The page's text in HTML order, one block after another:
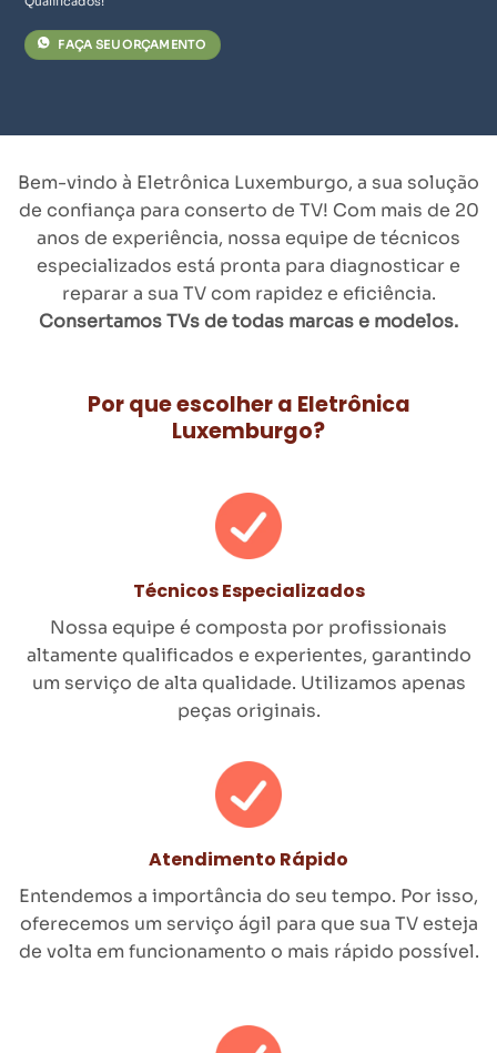
FAÇA SEU ORÇAMENTO
Bem-vindo à Eletrônica Luxemburgo, a sua solução
de confiança para conserto de TV! Com mais de 20
anos de experiência, nossa equipe de técnicos
especializados está pronta para diagnosticar e
reparar a sua TV com rapidez e eficiência.
Consertamos TVs de todas marcas e modelos.
Por que escolher a Eletrônica
Luxemburgo?
Técnicos Especializados
Nossa equipe é composta por profissionais
altamente qualificados e experientes, garantindo
um serviço de alta qualidade. Utilizamos apenas
peças originais.
Atendimento Rápido
Entendemos a importância do seu tempo. Por isso,
oferecemos um serviço ágil para que sua TV esteja
de volta em funcionamento o mais rápido possível.